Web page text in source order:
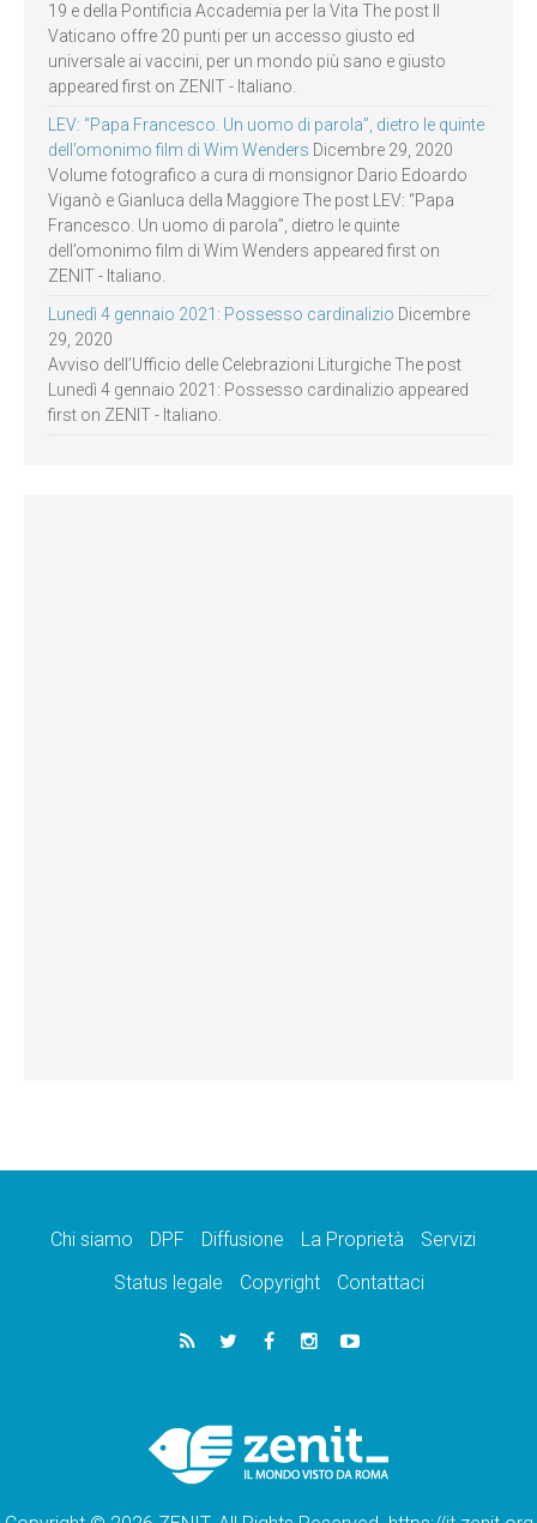
19 e della Pontificia Accademia per la Vita The post Il
Vaticano offre 20 punti per un accesso giusto ed
universale ai vaccini, per un mondo più sano e giusto
appeared first on ZENIT - Italiano.
LEV: “Papa Francesco. Un uomo di parola”, dietro le quinte
dell’omonimo film di Wim Wenders Dicembre 29, 2020
Volume fotografico a cura di monsignor Dario Edoardo
Viganò e Gianluca della Maggiore The post LEV: “Papa
Francesco. Un uomo di parola”, dietro le quinte
dell’omonimo film di Wim Wenders appeared first on
ZENIT - Italiano.
Lunedì 4 gennaio 2021: Possesso cardinalizio Dicembre
29, 2020
Avviso dell’Ufficio delle Celebrazioni Liturgiche The post
Lunedì 4 gennaio 2021: Possesso cardinalizio appeared
first on ZENIT - Italiano.
Chi siamo DPF Diffusione La Proprietà
Servizi
Status legale
Copyright Contattaci